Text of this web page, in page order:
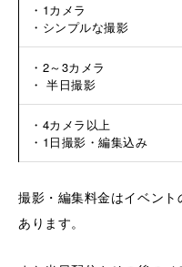
・1カメラ
・シンプルな撮影
・2～3カメラ
・ 半日撮影
・4カメラ以上
・1日撮影・編集込み
撮影・編集料金はイベン
あります。